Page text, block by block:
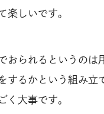
楽しいです。
おられるというのは
するかという組み立
く大事です。